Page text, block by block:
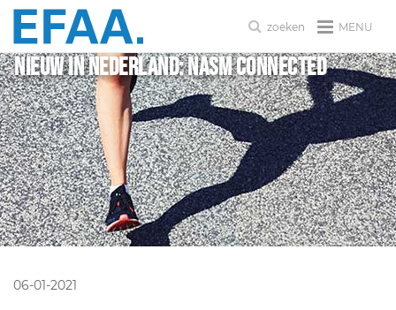
MENU
zoeken
NIEUW in Nederland: NASM Connected
06-01-2021